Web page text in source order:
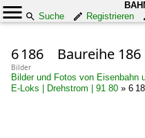
Suche
Registrieren
6 186 Baureihe 186
Bilder
Bilder und Fotos von Eisenbahn
E-Loks | Drehstrom | 91 80 » 6